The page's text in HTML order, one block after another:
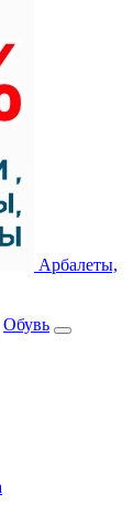
Арбалеты,
Обувь